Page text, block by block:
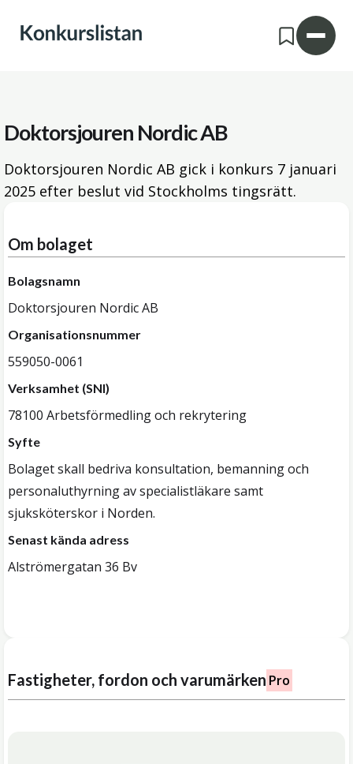
Doktorsjouren Nordic AB
Doktorsjouren Nordic AB gick i konkurs 7 januari
2025 efter beslut vid Stockholms tingsrätt.
Om bolaget
Bolagsnamn
Doktorsjouren Nordic AB
Organisationsnummer
559050-0061
Verksamhet (SNI)
78100 Arbetsförmedling och rekrytering
Syfte
Bolaget skall bedriva konsultation, bemanning och
personaluthyrning av specialistläkare samt
sjuksköterskor i Norden.
Senast kända adress
Alströmergatan 36 Bv
Fastigheter, fordon och varumärken Pro